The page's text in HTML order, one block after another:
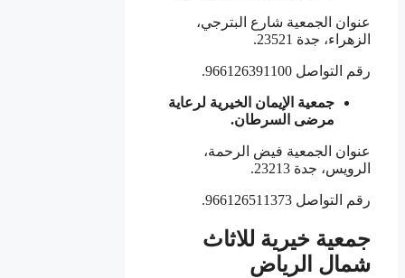
عنوان الجمعية شارع البترجي،
الزهراء، جدة 23521.
رقم التواصل 966126391100.
جمعية الإيمان الخيرية لرعاية
مرضى السرطان.
عنوان الجمعية فيض الرحمة،
الرويس، جدة 23213.
رقم التواصل 966126511373.
جمعية خيرية للاثاث
شمال الرياض